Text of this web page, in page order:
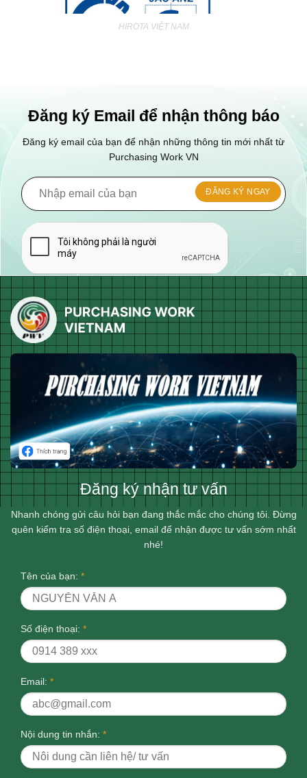
CHẤT ĐỐT GREEN CITY ĐỒNG NAI
Đăng ký Email để nhận thông báo
Đăng ký email của bạn để nhận những thông tin mới nhất từ
Purchasing Work VN
Đăng ký nhận tư vấn
Nhanh chóng gửi câu hỏi bạn đang thắc mắc cho chúng tôi. Đừng
quên kiểm tra số điện thoại, email để nhận được tư vấn sớm nhất
nhé!
Tên của bạn: *
Số điện thoại: *
Email: *
Nội dung tin nhắn: *